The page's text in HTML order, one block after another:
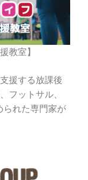
教室】
援する放課後
フットサル、
られた専門家が